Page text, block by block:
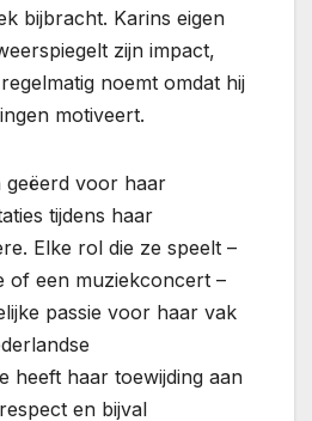
bijbracht. Karins eigen
zijn impact,
noemt omdat hij
motiveert.
geëerd voor haar
tijdens haar
Elke rol die ze speelt –
of een muziekconcert –
passie voor haar vak
heeft haar toewijding aan
en bijval